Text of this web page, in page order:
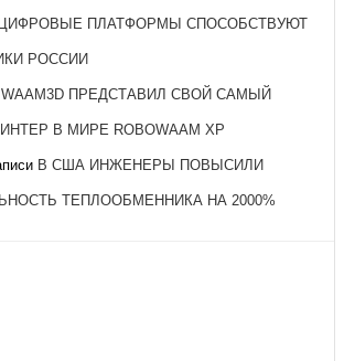
ЦИФРОВЫЕ ПЛАТФОРМЫ СПОСОБСТВУЮТ
РОССИИ
WAAM3D ПРЕДСТАВИЛ СВОЙ САМЫЙ
В МИРЕ ROBOWAAM XP
В США ИНЖЕНЕРЫ ПОВЫСИЛИ
ТЕПЛООБМЕННИКА НА 2000%